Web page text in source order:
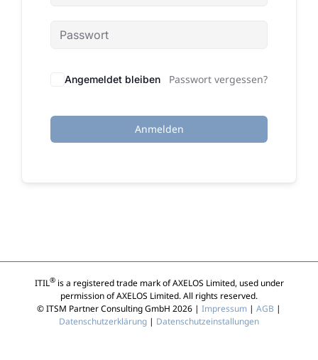
Angemeldet bleiben Passwort vergessen?
Anmelden
ITIL®is a registered trade mark of AXELOS Limited, used under
permission of AXELOS Limited. All rights reserved.
© ITSM Partner Consulting GmbH 2026 | Impressum | AGB |
Datenschutzerklärung | Datenschutzeinstallungen